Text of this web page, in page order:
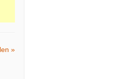
»